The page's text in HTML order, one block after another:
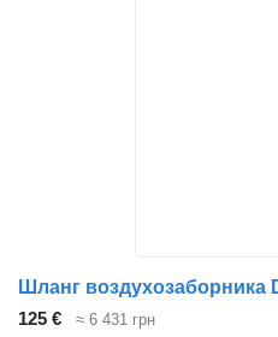
125 € ≈ 6 431 грн